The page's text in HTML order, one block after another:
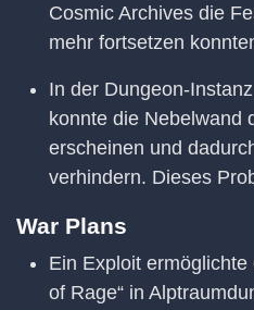
Cosmic Archives die
mehr fortsetzen
In der Dungeon-
konnte die Nebelwand
erscheinen und
verhindern. Dieses
War Plans
Ein Exploit ermöglichte
of Rage“ in